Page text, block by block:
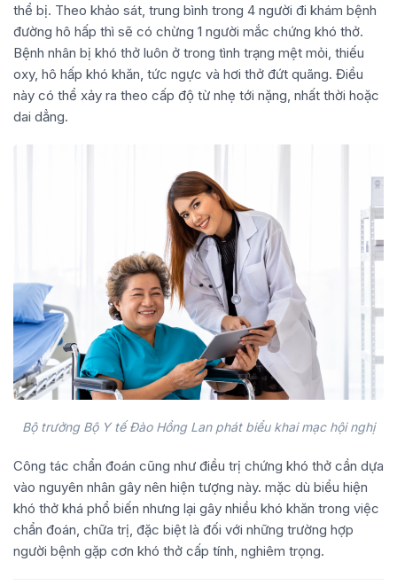
thể bị. Theo khảo sát, trung bình trong 4 người đi khám bệnh
đường hô hấp thì sẽ có chừng 1 người mắc chứng khó thở.
Bệnh nhân bị khó thở luôn ở trong tình trạng mệt mỏi, thiếu
oxy, hô hấp khó khăn, tức ngực và hơi thở đứt quãng. Điều
này có thể xảy ra theo cấp độ từ nhẹ tới nặng, nhất thời hoặc
dai dẳng.
Bộ trưởng Bộ Y tế Đào Hồng Lan phát biểu khai mạc hội nghị
Công tác chẩn đoán cũng như điều trị chứng khó thở cần dựa
vào nguyên nhân gây nên hiện tượng này. mặc dù biểu hiện
khó thở khá phổ biến nhưng lại gây nhiều khó khăn trong việc
chẩn đoán, chữa trị, đặc biệt là đối với những trường hợp
người bệnh gặp cơn khó thở cấp tính, nghiêm trọng.